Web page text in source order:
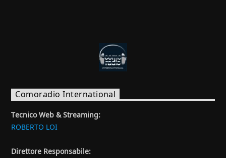
Comoradio International
Tecnico Web & Streaming:
ROBERTO LOI
Direttore Responsabile: